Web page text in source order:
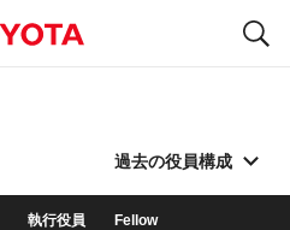
過去の役員構成
執行役員 Fellow